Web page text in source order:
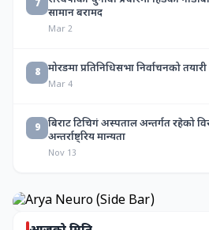
7
सामान बरामद
Mar 2
8 मोरङमा प्रतिनिधिसभा निर्वाचनको
Mar 4
9
बिराट टिचिगं अस्पताल अन्तर्गत रहेको विराट क्यान्सर इन्स्टिच्युटलाई
अन्तर्राष्ट्रिय मान्यता
Nov 13